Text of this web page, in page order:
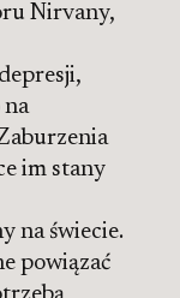
Nirvany,
na
im stany
na świecie.
powiązać